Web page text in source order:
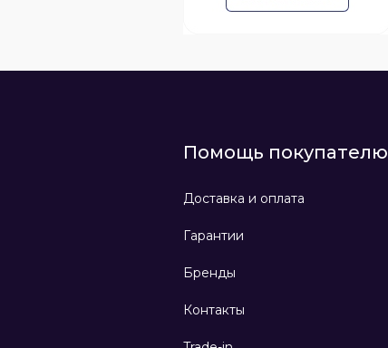
Помощь покупателю
Доставка и оплата
Гарантии
Бренды
Контакты